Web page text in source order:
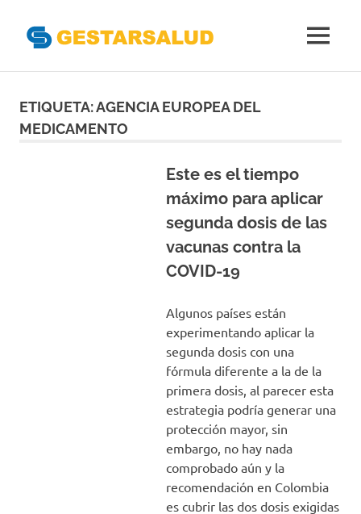
Gestoras
del
MENÚ
ETIQUETA:AGENCIA EUROPEA DEL
MEDICAMENTO
Este es el tiempo
máximo para aplicar
segunda dosis de las
vacunas contra la
COVID-19
Algunos países están
experimentando aplicar la
segunda dosis con una
fórmula diferente a la de la
primera dosis, al parecer esta
estrategia podría generar una
protección mayor, sin
embargo, no hay nada
comprobado aún y la
recomendación en Colombia
es cubrir las dos dosis exigidas